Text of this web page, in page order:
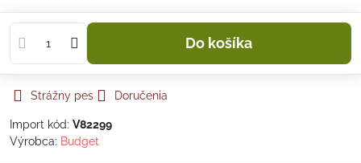
Do košíka
Strážny pes Doručenia
Import kód: V82299
Výrobca: Budget